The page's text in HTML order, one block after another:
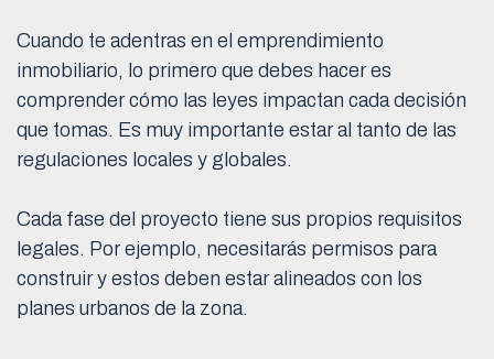
Cuando te adentras en el emprendimiento
inmobiliario, lo primero que debes hacer es
comprender cómo las leyes impactan cada decisión
que tomas. Es muy importante estar al tanto de las
regulaciones locales y globales.
Cada fase del proyecto tiene sus propios requisitos
legales. Por ejemplo, necesitarás permisos para
construir y estos deben estar alineados con los
planes urbanos de la zona.